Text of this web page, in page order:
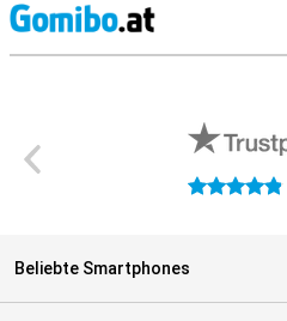
4.9 Sterne
Beliebte Smartphones